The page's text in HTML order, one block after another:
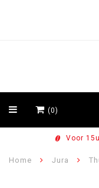
(0)
Voor
Home Jura